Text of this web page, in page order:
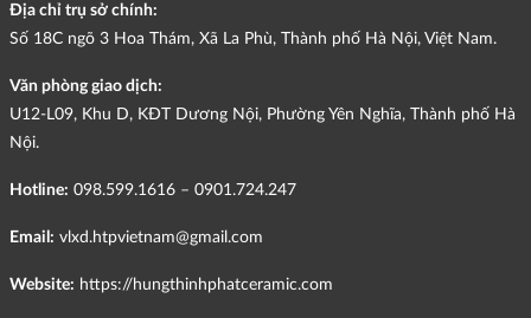
Địa chỉ trụ sở chính:
Số 18C ngõ 3 Hoa Thám, Xã La Phù, Thành phố Hà Nội, Việt Nam.
Văn phòng giao dịch:
U12-L09, Khu D, KĐT Dương Nội, Phường Yên Nghĩa, Thành phố Hà
Nội.
Hotline: 098.599.1616 – 0901.724.247
Email: vlxd.htpvietnam@gmail.com
Website: https://hungthinhphatceramic.com